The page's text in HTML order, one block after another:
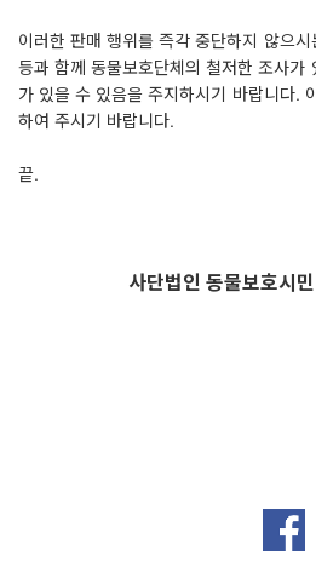
이러한 판매 행위를 즉각 중단하지 않으
등과 함께 동물보호단체의 철저한 조사가
가 있을 수 있음을 주지하시기 바랍니다.
하여 주시기 바랍니다.
끝.
사단법인 동물보호시